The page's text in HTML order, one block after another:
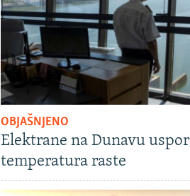
OBJAŠNJENO
Elektrane na Dunavu
temperatura raste